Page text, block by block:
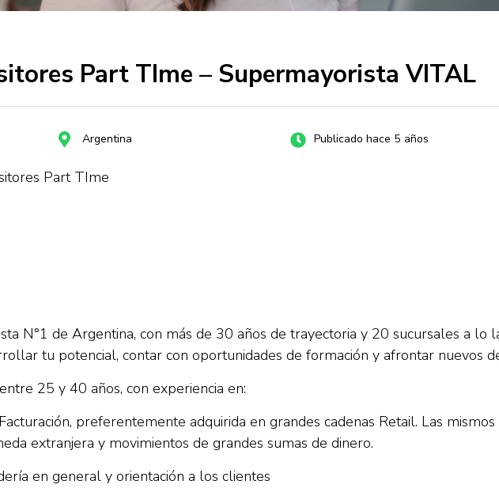
Part TIme – Supermayorista VITAL
Argentina Publicado hace 5 años
Part TIme
N°1 de Argentina, con más de 30 años de trayectoria y 20 sucursales a lo
tu potencial, contar con oportunidades de formación y afrontar nuevos
25 y 40 años, con experiencia en:
preferentemente adquirida en grandes cadenas Retail. Las
extranjera y movimientos de grandes sumas de dinero.
en general y orientación a los clientes